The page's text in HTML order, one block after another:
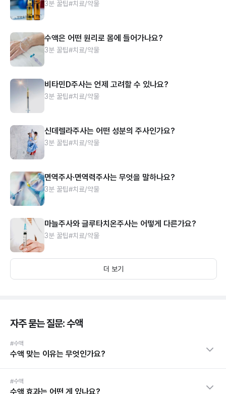
3분 꿀팁#치료/약물
수액은 어떤 원리로 몸에 들어가나요?
3분 꿀팁#치료/약물
비타민D주사는 언제 고려할 수 있나요?
3분 꿀팁#치료/약물
신데렐라주사는 어떤 성분의 주사인가요?
3분 꿀팁#치료/약물
면역주사·면역력주사는 무엇을 말하나요?
3분 꿀팁#치료/약물
마늘주사와 글루타치온주사는 어떻게 다른가요?
3분 꿀팁#치료/약물
더 보기
자주 묻는 질문: 수액
#수액
수액 맞는 이유는 무엇인가요?
#수액
수액 효과는 어떤 게 있나요?